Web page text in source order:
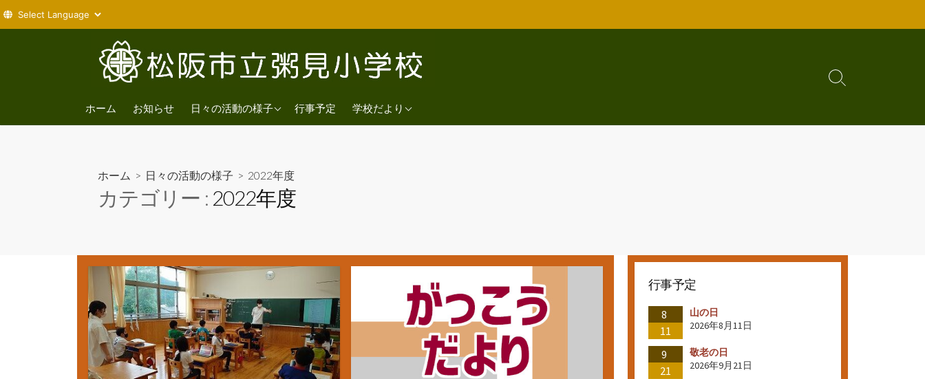
へ
ホーム お知らせ 日々の活動の様子
2026年度
行事予定 学校だより
2026年度
検
り
ホーム > 日々の活動の様子 > 2022年度
カテゴリー : 2022年度
行事予定
8
11
山の日
2026年8月11日
9
21
敬老の日
2026年9月21日